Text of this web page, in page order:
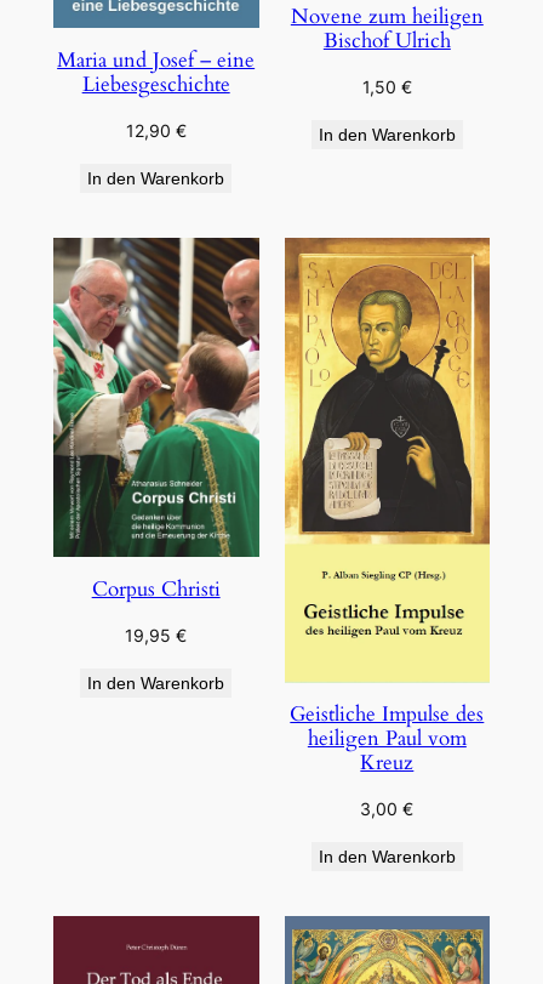
Maria und Josef – eine
Liebesgeschichte
12,90 €
In den Warenkorb
Novene zum heiligen
Bischof Ulrich
1,50 €
In den Warenkorb
Corpus Christi
19,95€
In den Warenkorb
Geistliche Impulse des
heiligen Paul vom
Kreuz
3,00€
In den Warenkorb